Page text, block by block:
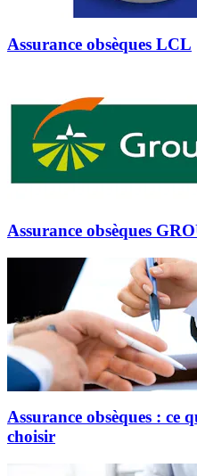
Assurance obsèques LCL
Assurance obsèques
Assurance obsèques :
choisir